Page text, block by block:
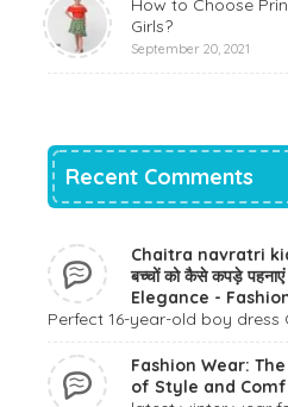
How to Choose
Girls?
September 20, 2021
Recent Comments
Chaitra navratri
बच्चों को कैसे कपड़े
Elegance -
Perfect 16-year-old boy dress
Fashion Wear:
of Style and